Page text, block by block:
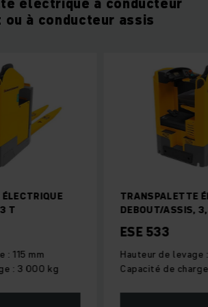
ou à conducteur assis
T
: 115 mm
: 3 000 kg
TRANSPALETTE
DEBOUT/ASSIS,
ESE 533
Hauteur de levage :
Capacité de